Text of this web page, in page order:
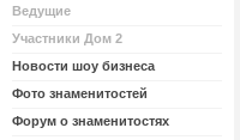
Ведущие
Участники Дом 2
Новости шоу бизнеса
Фото знаменитостей
Форум о знаменитостях